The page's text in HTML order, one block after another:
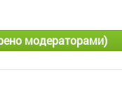
модераторами)